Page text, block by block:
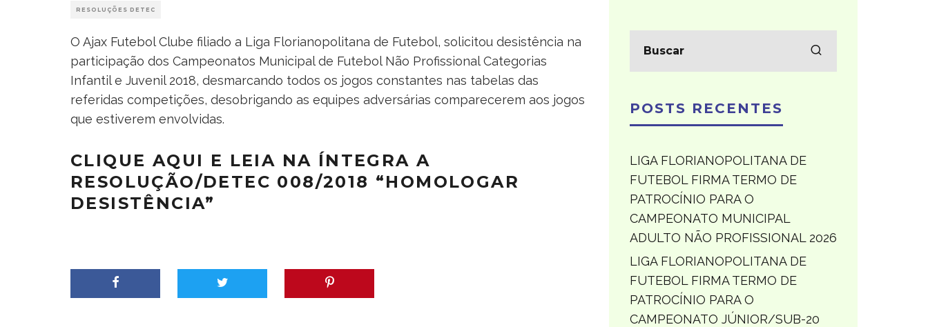
RESOLUÇÕES DETEC
O Ajax Futebol Clube filiado a Liga Florianopolitana de Futebol, solicitou desistência na
participação dos Campeonatos Municipal de Futebol Não Profissional Categorias
Infantil e Juvenil 2018, desmarcando todos os jogos constantes nas tabelas das
referidas competições, desobrigando as equipes adversárias comparecerem aos jogos
que estiverem envolvidas.
CLIQUE AQUI E LEIA NA ÍNTEGRA A
RESOLUÇÃO/DETEC 008/2018 “HOMOLOGAR
DESISTÊNCIA”
POSTS RECENTES
LIGA FLORIANOPOLITANA DE
FUTEBOL FIRMA TERMO DE
PATROCÍNIO PARA O
CAMPEONATO MUNICIPAL
ADULTO NÃO PROFISSIONAL 2026
LIGA FLORIANOPOLITANA DE
FUTEBOL FIRMA TERMO DE
PATROCÍNIO PARA O
CAMPEONATO JÚNIOR/SUB-20